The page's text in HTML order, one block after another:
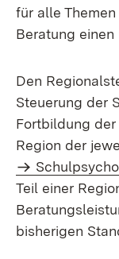
für alle
Beratung
Den
Steuerung der
Fortbildung
Region der
Extern:
Teil einer
bisherigen